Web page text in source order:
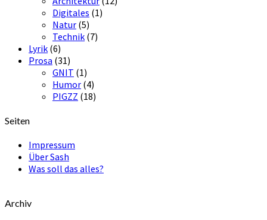
Digitales (1)
Natur (5)
Technik (7)
Lyrik (6)
Prosa (31)
GNIT (1)
Humor (4)
PIGZZ (18)
Seiten
Impressum
Über Sash
Was soll das alles?
Archiv